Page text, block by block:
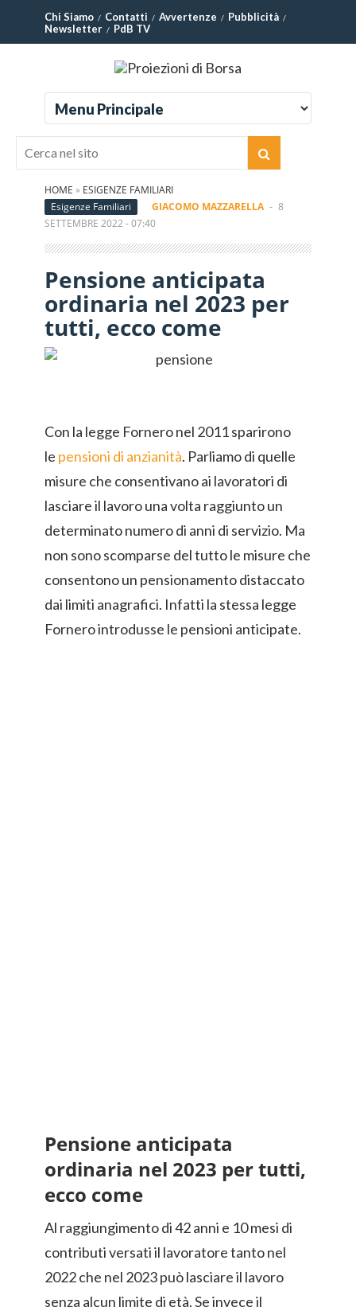
Chi Siamo Contatti Avvertenze
Pubblicità
Newsletter
PdB TV
HOME » ESIGENZE FAMILIARI
Esigenze Familiari
GIACOMO MAZZARELLA - 8
SETTEMBRE 2022 - 07:40
Pensione anticipata
ordinaria nel 2023 per
tutti, ecco come
Con la legge Fornero nel 2011 sparirono
le pensioni di anzianità. Parliamo di quelle
misure che consentivano ai lavoratori di
lasciare il lavoro una volta raggiunto un
determinato numero di anni di servizio. Ma
non sono scomparse del tutto le misure che
consentono un pensionamento distaccato
dai limiti anagrafici. Infatti la stessa legge
Fornero introdusse le pensioni anticipate.
Pensione anticipata
ordinaria nel 2023 per tutti,
ecco come
Al raggiungimento di 42 anni e 10 mesi di
contributi versati il lavoratore tanto nel
2022 che nel 2023 può lasciare il lavoro
senza alcun limite di età. Se invece il